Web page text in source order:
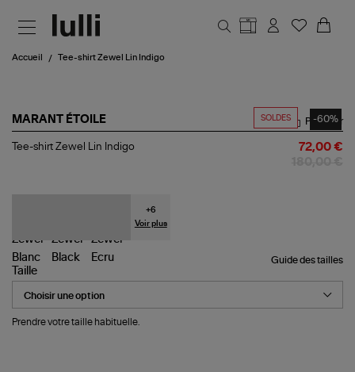
Accueil Tee-shirt Zewel Lin Indigo
SOLDES -60%
MARANT ÉTOILE
Tee-
Partager
Tee-shirt Zewel Lin Indigo 72,00 €
+6
Voir plus
Guide des tailles
Taille
Prendre votre taille habituelle.